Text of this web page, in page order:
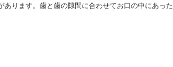
ります。歯と歯の隙間に合わせてお口の中にあった